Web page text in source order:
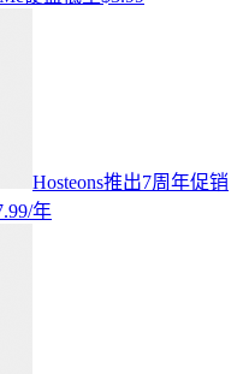
Hosteons推出7周年促销
年